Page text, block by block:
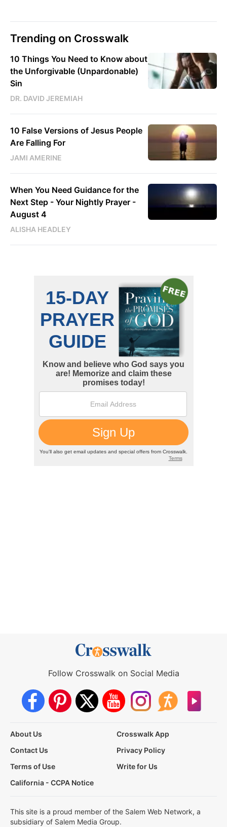
Trending on Crosswalk
10 Things You Need to Know about
the Unforgivable (Unpardonable)
Sin
DR. DAVID JEREMIAH
10 False Versions of Jesus People
Are Falling For
JAMI AMERINE
When You Need Guidance for the
Next Step - Your Nightly Prayer -
August 4
ALISHA HEADLEY
Follow Crosswalk on Social Media
About Us
Crosswalk App
Contact Us
Privacy Policy
Terms of Use
Write for Us
California - CCPA Notice
This site is a proud member of the Salem Web Network, a
subsidiary of Salem Media Group.